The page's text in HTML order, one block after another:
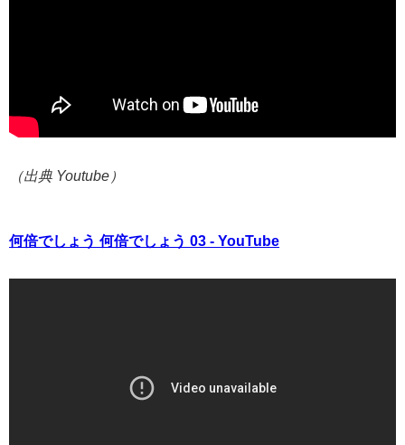
（出典 Youtube）
何倍でしょう 何倍でしょう 03 - YouTube